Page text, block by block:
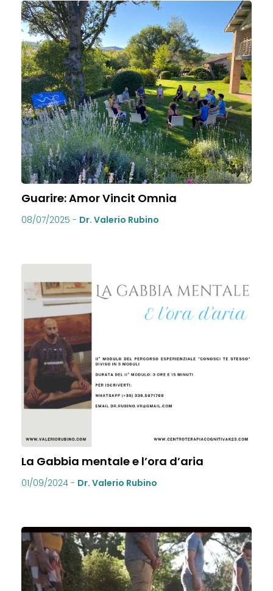
Guarire: Amor Vincit Omnia
08/07/2025 - Dr. Valerio Rubino
La Gabbia mentale e l’ora d’aria
01/09/2024 - Dr. Valerio Rubino